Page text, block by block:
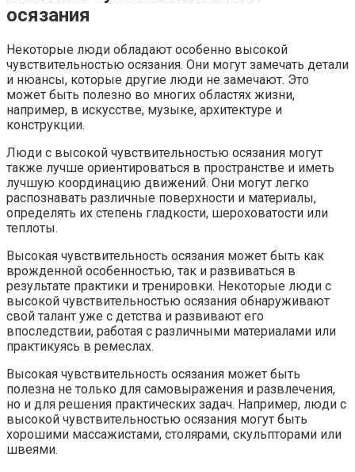
осязания
Некоторые люди обладают особенно высокой
чувствительностью осязания. Они могут замечать детали
и нюансы, которые другие люди не замечают. Это
может быть полезно во многих областях жизни,
например, в искусстве, музыке, архитектуре и
конструкции.
Люди с высокой чувствительностью осязания могут
также лучше ориентироваться в пространстве и иметь
лучшую координацию движений. Они могут легко
распознавать различные поверхности и материалы,
определять их степень гладкости, шероховатости или
теплоты.
Высокая чувствительность осязания может быть как
врожденной особенностью, так и развиваться в
результате практики и тренировки. Некоторые люди с
высокой чувствительностью осязания обнаруживают
свой талант уже с детства и развивают его
впоследствии, работая с различными материалами или
практикуясь в ремеслах.
Высокая чувствительность осязания может быть
полезна не только для самовыражения и развлечения,
но и для решения практических задач. Например, люди с
высокой чувствительностью осязания могут быть
хорошими массажистами, столярами, скульпторами или
швеями.